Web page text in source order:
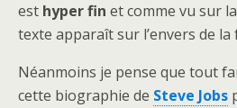
est hyper fin et comme vu sur
texte apparaît sur l’envers de la
Néanmoins je pense que tout
cette biographie de Steve Jobs